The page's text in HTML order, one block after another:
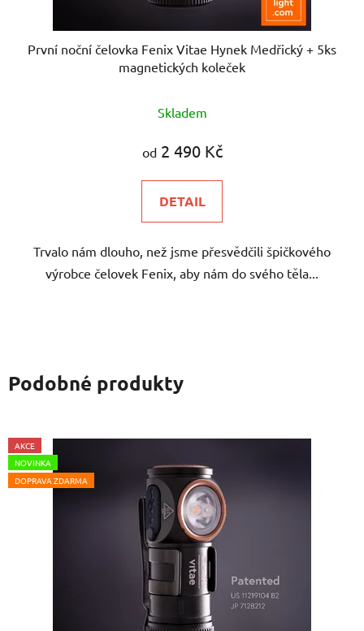
První noční čelovka Fenix Vitae Hynek Medřický + 5ks
magnetických koleček
hodnocení
produktu
5,0
z
hvězdiček.
Skladem
od2 490 Kč
DETAIL
Trvalo nám dlouho, než jsme přesvědčili špičkového
výrobce čelovek Fenix, aby nám do svého těla...
Podobné produkty
AKCE
NOVINKA
DOPRAVA ZDARMA